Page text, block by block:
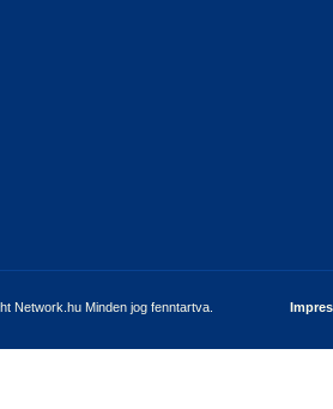
Network.hu Minden jog fenntartva.